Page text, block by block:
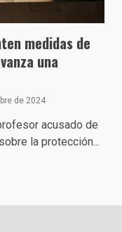
medidas de
una
de 2024
acusado de
la protección...